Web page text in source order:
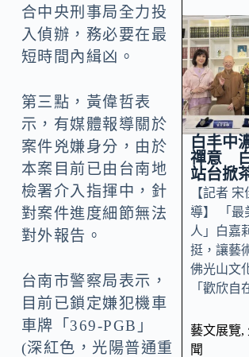
合中央刑事局全力投
入偵辦，務必要在最
短時間內緝凶。
第三點，黃偉哲表
示，有媒體報導關於
案件兇嫌身分，由於
本案目前已由台南地
檢署介入指揮中，針
對案件進度細節無法
對外報告。
台南市警察局表示，
目前已鎖定嫌犯機車
車牌「369-PGB」
(深紅色，光陽普通重
白丰中
禪意
站台掀
【記者
導】 「最
人」白嘉
挺，讓藝
佛光山文
「歡欣
藝文展覽,
聞